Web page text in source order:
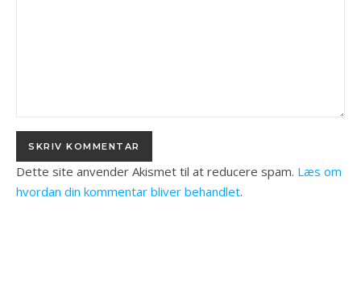
Dette site anvender Akismet til at reducere spam. Læs om
hvordan din kommentar bliver behandlet.